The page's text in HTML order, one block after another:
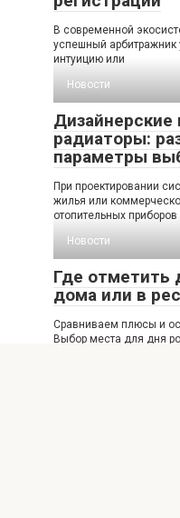
В современной
успешный арбитражник
интуицию или
Новости
Дизайнерские
радиаторы:
параметры
При проектировании
жилья или
отопительных
Новости
Где отметить
дома или в
Сравниваем плюсы и
Выбор места для дня